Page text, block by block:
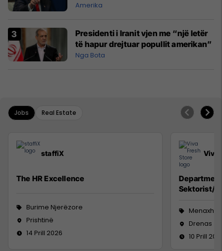
Amerika
Presidenti i Iranit vjen me “një letër
të hapur drejtuar popullit amerikan”
Nga Bota
Jobs Real Estate
staffiX
The HR Excellence
Burime Njerëzore
Prishtinë
14 Prill 2026
Viva
Sektorist/
Drenas
10 Prill